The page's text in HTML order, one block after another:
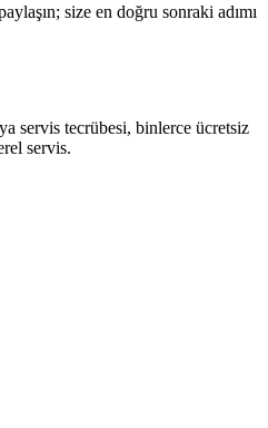
size en doğru sonraki adımı
servis tecrübesi, binlerce ücretsiz
servis.